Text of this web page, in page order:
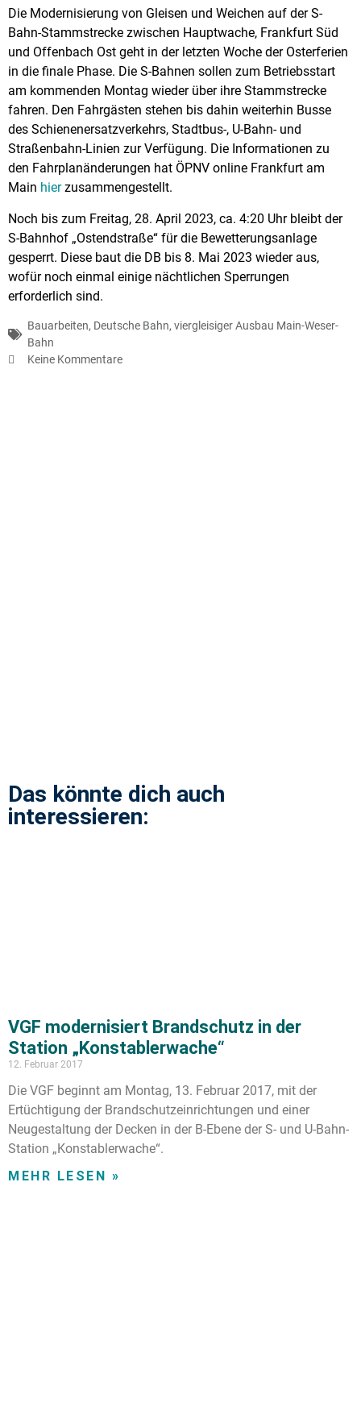
Die Modernisierung von Gleisen und Weichen auf der S-
Bahn-Stammstrecke zwischen Hauptwache, Frankfurt Süd
und Offenbach Ost geht in der letzten Woche der Osterferien
in die finale Phase. Die S-Bahnen sollen zum Betriebsstart
am kommenden Montag wieder über ihre Stammstrecke
fahren. Den Fahrgästen stehen bis dahin weiterhin Busse
des Schienenersatzverkehrs, Stadtbus-, U-Bahn- und
Straßenbahn-Linien zur Verfügung. Die Informationen zu
den Fahrplanänderungen hat ÖPNV online Frankfurt am
Main hierzusammengestellt.
Noch bis zum Freitag, 28. April 2023, ca. 4:20 Uhr bleibt der
S-Bahnhof „Ostendstraße“ für die Bewetterungsanlage
gesperrt. Diese baut die DB bis 8. Mai 2023 wieder aus,
wofür noch einmal einige nächtlichen Sperrungen
erforderlich sind.
Bauarbeiten, Deutsche Bahn, viergleisiger Ausbau Main-Weser-
Bahn
Keine Kommentare
Das könnte dich auch
interessieren:
VGF modernisiert Brandschutz in der
Station „Konstablerwache“
12. Februar 2017
Die VGF beginnt am Montag, 13. Februar 2017, mit der
Ertüchtigung der Brandschutzeinrichtungen und einer
Neugestaltung der Decken in der B-Ebene der S- und U-Bahn-
Station „Konstablerwache“.
MEHR LESEN »